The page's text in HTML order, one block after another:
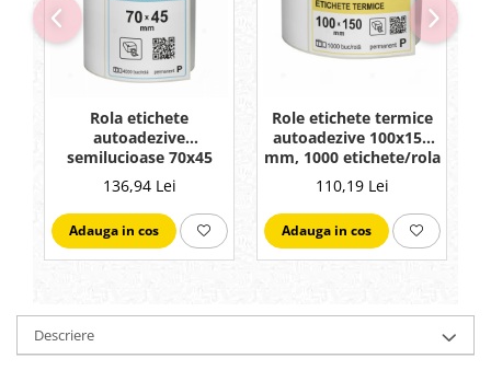
Rola etichete
autoadezive
semilucioase 70x45
mm, adeziv
permanent, 4000
etichete/rola
136,94 Lei
Adauga in cos
Role etichete termice
autoadezive 100x150
mm, 1000 etichete/rola
110,19 Lei
Adauga in cos
Descriere